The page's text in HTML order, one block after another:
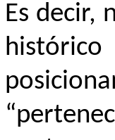
Es decir,